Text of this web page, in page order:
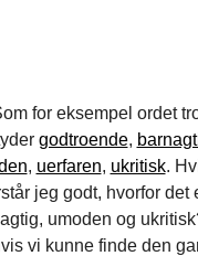
for eksempel ordet
godtroende,
, uerfaren, ukritisk.
jeg godt, hvorfor det
umoden og
vi kunne finde den